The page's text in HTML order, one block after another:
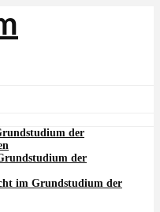
der
der
im Grundstudium der